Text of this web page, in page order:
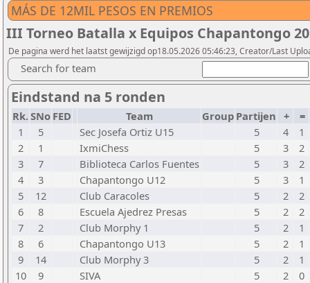
MÁS DE 12MIL PESOS EN PREMIOS
III Torneo Batalla x Equipos Chapantongo
De pagina werd het laatst gewijzigd op18.05.2026 05:46:23, Creator/Last
Search for team
Eindstand na 5 ronden
Rk.SNo FED Team Group Partijen +
=
1
5 Sec Josefa Ortiz U15 5 4
1
2
1 IxmiChess 5 3
2
3
7 Biblioteca Carlos Fuentes 5 3
2
4
3 Chapantongo U12 5 3
1
5
12 Club Caracoles 5 2
2
6
8 Escuela Ajedrez Presas 5 2
2
7
2 Club Morphy 1 5 2
1
8
6 Chapantongo U13 5 2
1
9
14 Club Morphy 3 5 2
1
10
9 SIVA 5 2
0